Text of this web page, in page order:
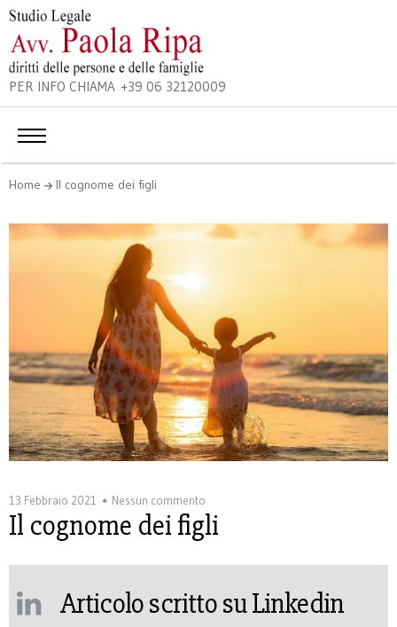
PER INFO CHIAMA +39 06 32120009
Home Il cognome dei figli
13 Febbraio 2021 Nessun commento
Il cognome dei figli
Articolo scritto su Linkedin